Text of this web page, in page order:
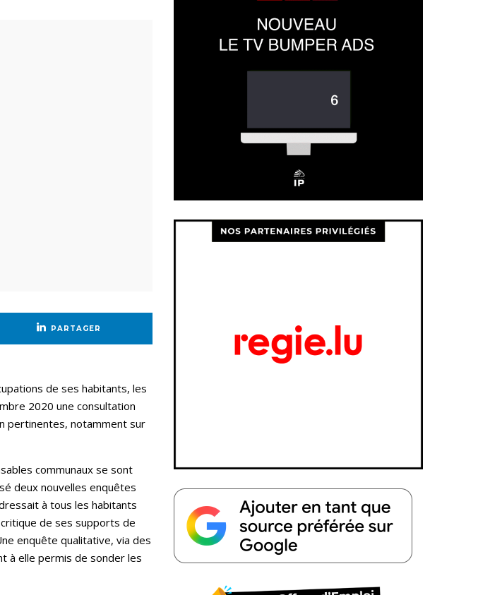
PARTAGER
de ses habitants, les
2020 une consultation
pertinentes, notamment sur
communaux se sont
deux nouvelles enquêtes
à tous les habitants
de ses supports de
enquête qualitative, via des
à elle permis de sonder les